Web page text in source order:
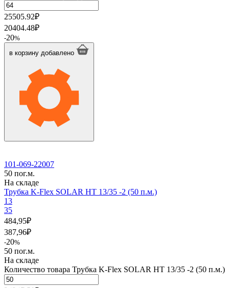
25505.92₽
20404.48₽
-20%
в корзину добавлено
101-069-22007
50 пог.м.
На складе
Трубка K-Flex SOLAR HT 13/35 -2 (50 п.м.)
13
35
484,95₽
387,96₽
-20%
50 пог.м.
На складе
Количество товара Трубка K-Flex SOLAR HT 13/35 -2 (50 п.м.)